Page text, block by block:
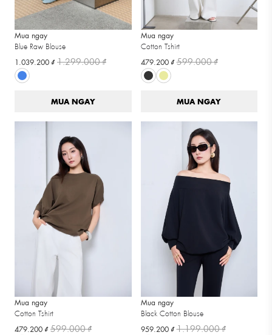
Mua ngay
Blue Raw Blouse
1.039.200 ₫1.299.000 ₫
MUA NGAY
Mua ngay
Cotton Tshirt
479.200 ₫599.000 ₫
MUA NGAY
Mua ngay
Cotton Tshirt
479.200 ₫599.000 ₫
Mua ngay
Black Cotton Blouse
959.200 ₫1.199.000 ₫